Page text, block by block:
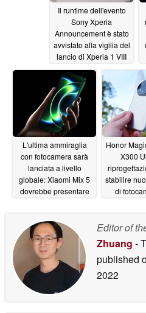
Il runtime dell'evento
Sony Xperia
Announcement è stato
avvistato alla vigilia del
lancio di Xperia 1 VIII
05/12/2026
L'ultima ammiraglia
con fotocamera sarà
lanciata a livello
globale: Xiaomi Mix 5
dovrebbe presentare
05/04/2026
Honor
X300
stabilire
di
Editor of
Zhuang -
published
2022